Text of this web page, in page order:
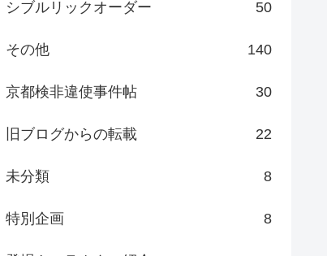
シブルリックオーダー 50
その他 140
京都検非違使事件帖 30
旧ブログからの転載 22
未分類 8
特別企画 8